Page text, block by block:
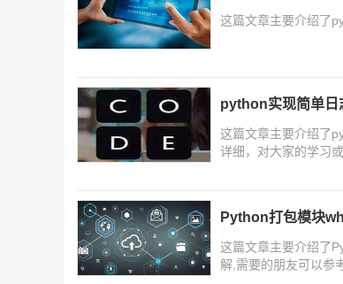
这篇文章主要介绍了
python实现简单日
这篇文章主要介绍了
详细，对大家的学习
Python打包模块
这篇文章主要介绍了
解,需要的朋友可以参